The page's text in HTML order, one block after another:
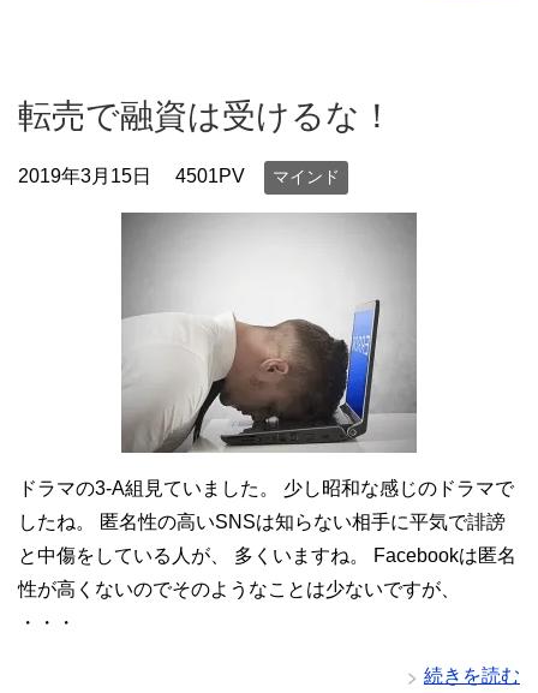
転売で融資は受けるな！
2019年3月15日 4501PV マインド
ドラマの3-A組見ていました。 少し昭和な感じのドラマで
したね。 匿名性の高いSNSは知らない相手に平気で誹謗
と中傷をしている人が、 多くいますね。 Facebookは匿名
性が高くないのでそのようなことは少ないですが、
・・・
続きを読む